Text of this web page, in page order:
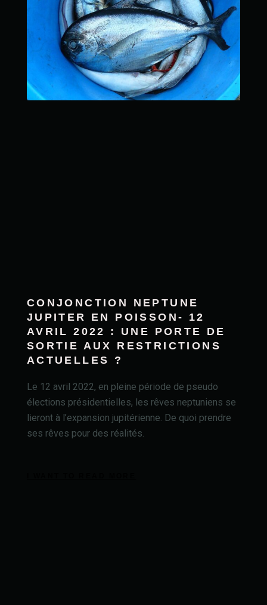
CONJONCTION NEPTUNE
JUPITER EN POISSON- 12
AVRIL 2022 : UNE PORTE DE
SORTIE AUX RESTRICTIONS
ACTUELLES ?
Le 12 avril 2022, en pleine période de pseudo
élections présidentielles, les rêves neptuniens se
lieront à l’expansion jupitérienne. De quoi prendre
ses rêves pour des réalités.